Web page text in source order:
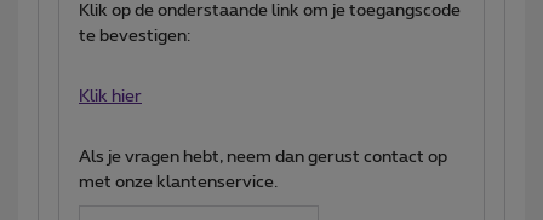
Klik op de onderstaande link om je toegangscode
te bevestigen:
Klik hier
Als je vragen hebt, neem dan gerust contact op
met onze klantenservice.